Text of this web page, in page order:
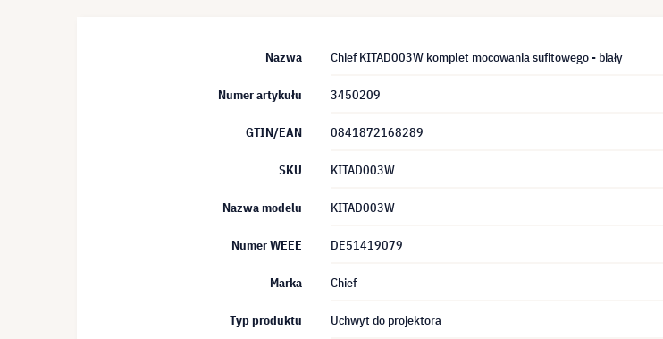
Nazwa Chief KITAD003W komplet mocowania sufitowego - biały
Numer artykułu 3450209
GTIN/EAN 0841872168289
SKU KITAD003W
Nazwa modelu KITAD003W
Numer WEEE DE51419079
Marka Chief
Typ produktu Uchwyt do projektora